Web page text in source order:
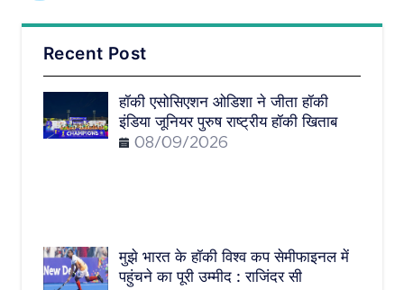
Recent Post
हॉकी एसोसिएशन ओडिशा ने जीता हॉकी
इंडिया जूनियर पुरुष राष्ट्रीय हॉकी खिताब
08/09/2026
मुझे भारत के हॉकी विश्व कप सेमीफाइनल में
पहुंचने का पूरी उम्मीद : राजिंदर सी